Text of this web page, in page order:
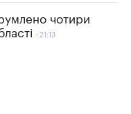
чотири
21:13